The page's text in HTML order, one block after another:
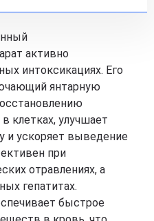
активно
интоксикациях. Его
янтарную
клетках, улучшает
и ускоряет выведение
при
отравлениях, а
гепатитах.
быстрое